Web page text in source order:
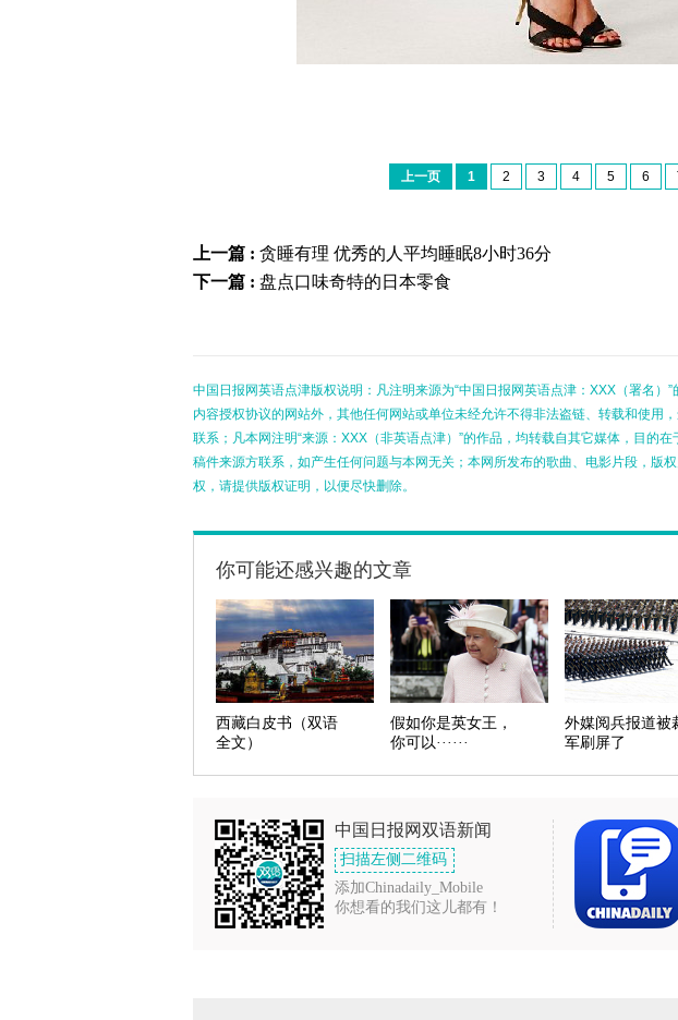
上一页 1 2 3 4 5 6
上一篇 : 贪睡有理 优秀的人平均睡眠8小时36分
下一篇 : 盘点口味奇特的日本零食
中国日报网英语点津版权说明：凡注明来源为“中国日报网英语点津：XXX（署名）
内容授权协议的网站外，其他任何网站或单位未经允许不得非法盗链、转载和使用
联系；凡本网注明“来源：XXX（非英语点津）”的作品，均转载自其它媒体，目的
稿件来源方联系，如产生任何问题与本网无关；本网所发布的歌曲、电影片段，版
权，请提供版权证明，以便尽快删除。
你可能还感兴趣的文章
西藏白皮书（双语
全文）
假如你是英女王，
你可以······
外媒阅兵报道被
军刷屏了
中国日报网双语新闻
扫描左侧二维码
添加Chinadaily_Mobile
你想看的我们这儿都有！